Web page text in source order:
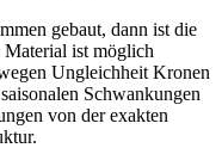
gebaut, dann ist die
ist möglich
Ungleichheit Kronen
Schwankungen
von der exakten